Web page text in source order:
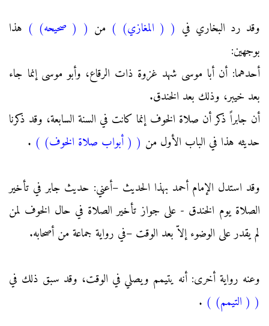
وقد رد البخاري في ( ( المغازي) ) من ( ( صحيحه) ) هذا
بوجهين:
أحدهما: أن أبا موسى شهد غزوة ذات الرقاع، وأبو موسى إنما جاء
بعد خيبر، وذلك بعد الخندق.
أن جابراً ذكر أن صلاة الخوف إنما كانت في السنة السابعة، وقد ذكرنا
حديثه هذا في الباب الأول من ( ( أبواب صلاة الخوف) )
.
وقد استدل الإمام أحمد بهذا الحديث –أعني: حديث جابر في تأخير
الصلاة يوم الخندق - على جواز تأخير الصلاة في حال الخوف لمن
لم يقدر على الوضوء إلاّ بعد الوقت –في رواية جماعة من أصحابه.
وعنه رواية أخرى: أنه يتيمم ويصلي في الوقت، وقد سبق ذلك في
( ( التيمم) )
.